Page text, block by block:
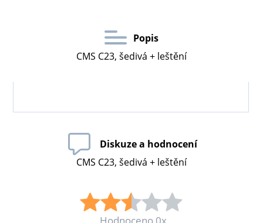
Popis
CMS C23, šedivá + leštění
Diskuze a hodnocení
CMS C23, šedivá + leštění
Hodnoceno 0x